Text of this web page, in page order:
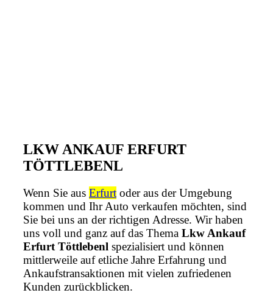
LKW ANKAUF ERFURT
TÖTTLEBENL
Wenn Sie aus Erfurt oder aus der Umgebung
kommen und Ihr Auto verkaufen möchten, sind
Sie bei uns an der richtigen Adresse. Wir haben
uns voll und ganz auf das Thema Lkw Ankauf
Erfurt Töttlebenl spezialisiert und können
mittlerweile auf etliche Jahre Erfahrung und
Ankaufstransaktionen mit vielen zufriedenen
Kunden zurückblicken.